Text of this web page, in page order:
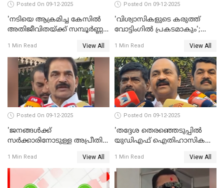
Posted On 09-12-2025
'നടിയെ ആക്രമിച്ച കേസില്‍
അതിജീവിതയ്ക്ക് സമ്പൂര്‍ണ്ണ
MLA WATCH VIDEO
1 Min Read View All
Posted On 09-12-2025
'വിശ്വാസികളുടെ കരുത്ത്
വോട്ടിംഗില്‍ പ്രകടമാകും';
1 Min Read View All
Posted On 09-12-2025
'ജനങ്ങള്‍ക്ക്
സര്‍ക്കാരിനോടുള്ള അപ്രീതി
പ്രതിഫലിക്കും'; കെ.സി
വേണുഗോപാല്‍ WATCH
1 Min Read View All
Posted On 09-12-2025
'തദ്ദേശ തെരഞ്ഞെടുപ്പില്‍
യുഡിഎഫ് ഐതിഹാസിക
സതീശന്‍ WATCH VIDEO
1 Min Read View All